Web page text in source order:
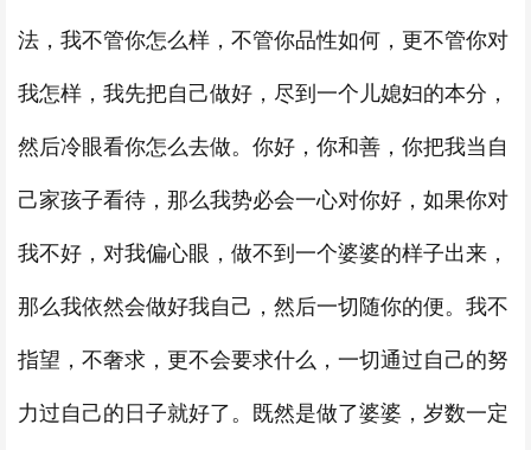
法，我不管你怎么样，不管你品性如何，更不管你对
我怎样，我先把自己做好，尽到一个儿媳妇的本分，
然后冷眼看你怎么去做。你好，你和善，你把我当自
己家孩子看待，那么我势必会一心对你好，如果你对
我不好，对我偏心眼，做不到一个婆婆的样子出来，
那么我依然会做好我自己，然后一切随你的便。我不
指望，不奢求，更不会要求什么，一切通过自己的努
力过自己的日子就好了。既然是做了婆婆，岁数一定